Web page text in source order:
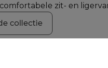
zit- en
collectie